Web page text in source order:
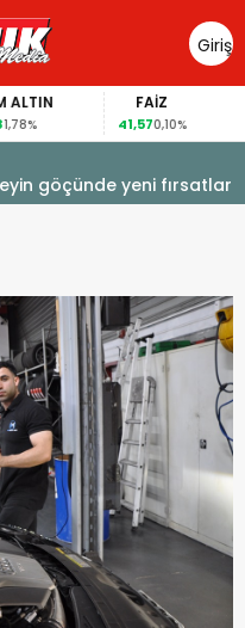
Giriş
Yap
FAİZ
41,570,10%
beyin göçünde yeni fırsatlar